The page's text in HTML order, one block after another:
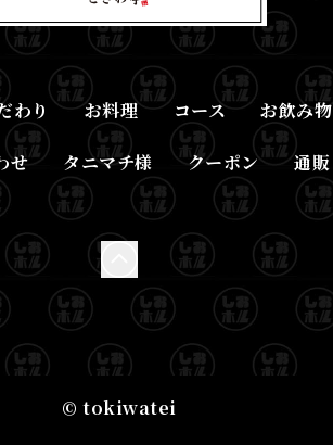
わり お料理 コース お飲み物
せ タニマチ様 クーポン 通販
© tokiwatei